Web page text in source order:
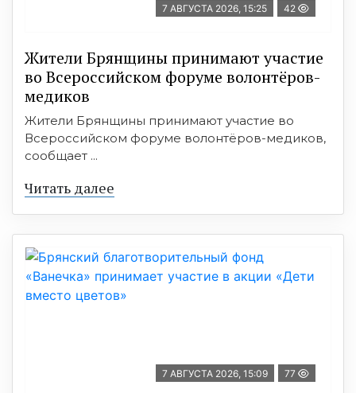
7 АВГУСТА 2026, 15:25 42
Жители Брянщины принимают участие
во Всероссийском форуме волонтёров-
медиков
Жители Брянщины принимают участие во
Всероссийском форуме волонтёров-медиков,
сообщает ...
Читать далее
7 АВГУСТА 2026, 15:09 77